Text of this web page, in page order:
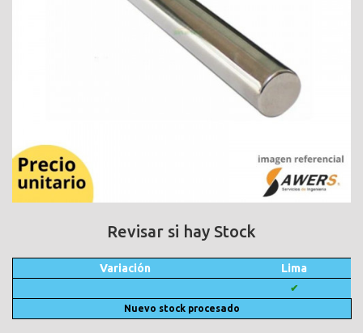
Revisar si hay Stock
Variación Lima
✔
Nuevo stock procesado